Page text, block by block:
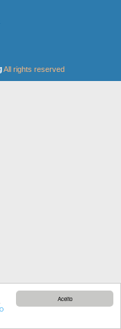
Aceito
All rights reserved